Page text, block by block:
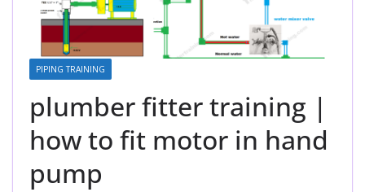
PIPING TRAINING
plumber fitter training |
how to fit motor in hand
pump